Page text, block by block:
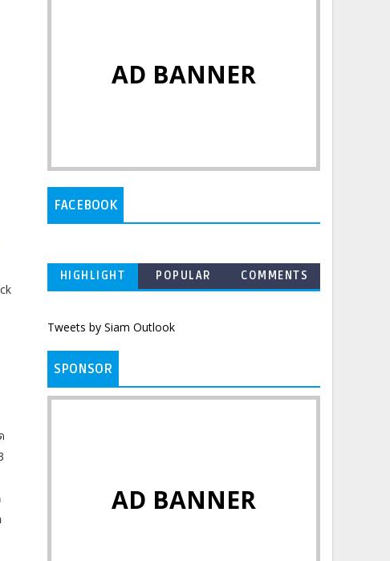
AD BANNER
FACEBOOK
HIGHLIGHT POPULAR COMMENTS
Tweets by Siam Outlook
SPONSOR
AD BANNER